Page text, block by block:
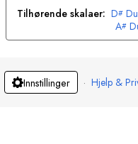
Tilhørende skalaer: D#
A#
Innstillinger · Hjelp &